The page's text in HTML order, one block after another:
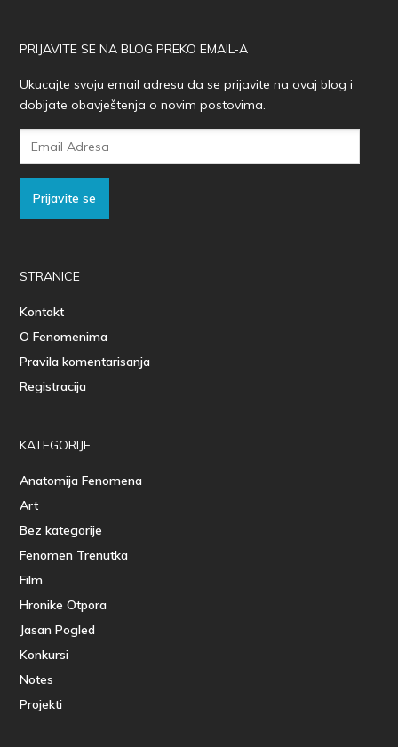
PRIJAVITE SE NA BLOG PREKO EMAIL-A
Ukucajte svoju email adresu da se prijavite na ovaj blog i
dobijate obavještenja o novim postovima.
Prijavite se
STRANICE
Kontakt
O Fenomenima
Pravila komentarisanja
Registracija
KATEGORIJE
Anatomija Fenomena
Art
Bez kategorije
Fenomen Trenutka
Film
Hronike Otpora
Jasan Pogled
Konkursi
Notes
Projekti